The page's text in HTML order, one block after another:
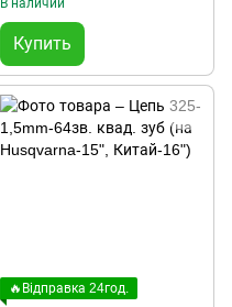
В наличии
Купить
🔥Відправка 24год.